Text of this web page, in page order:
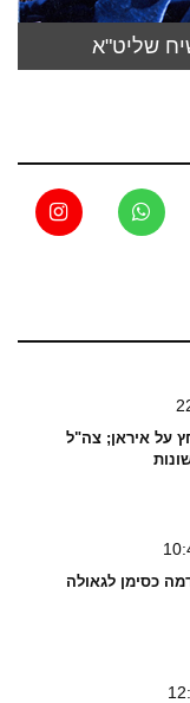
שליט"א
על איראן; צה"ל
כסימן לגאולה